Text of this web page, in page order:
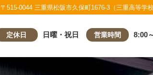
〒515-0044 三重県松阪市久保町1676-3（三重高等学校
営業時間 8:00
定休日 日曜・祝日